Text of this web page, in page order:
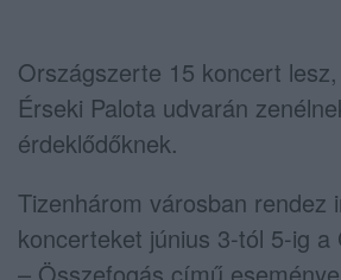
Országszerte 15 koncert
Érseki Palota udvarán
érdeklődőknek.
Tizenhárom városban rendez
koncerteket június 3-tól 5-ig a
– Összefogás című